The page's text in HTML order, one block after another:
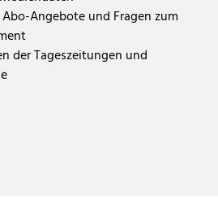
Angebote und Fragen zum
der Tageszeitungen und